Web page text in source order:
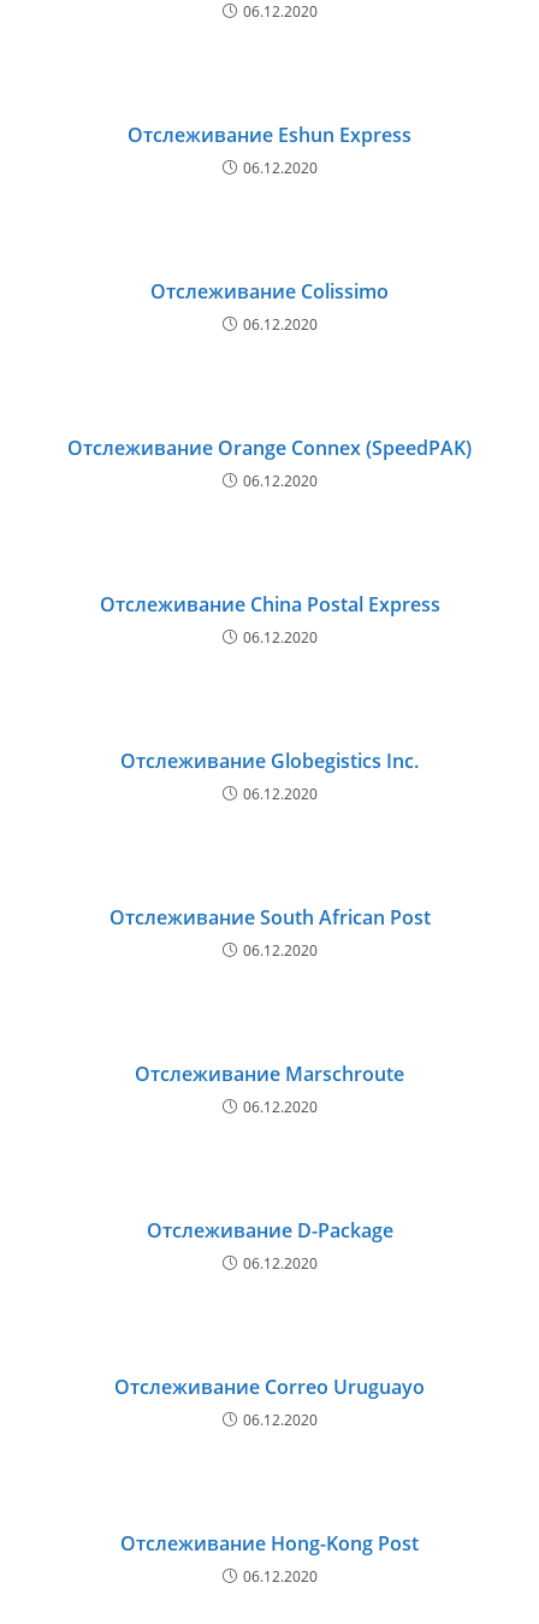
06.12.2020
Отслеживание Eshun Express
06.12.2020
Отслеживание Colissimo
06.12.2020
Отслеживание Orange Connex (SpeedPAK)
06.12.2020
Отслеживание China Postal Express
06.12.2020
Отслеживание Globegistics Inc.
06.12.2020
Отслеживание South African Post
06.12.2020
Отслеживание Marschroute
06.12.2020
Отслеживание D-Package
06.12.2020
Отслеживание Correo Uruguayo
06.12.2020
Отслеживание Hong-Kong Post
06.12.2020